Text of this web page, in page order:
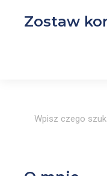
Zostaw